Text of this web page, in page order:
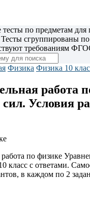
тесты по предметам
сгруппированы
требованиям
Физика Физика 10
работа
Условия
по физике
класс с ответами.
в каждом по 2